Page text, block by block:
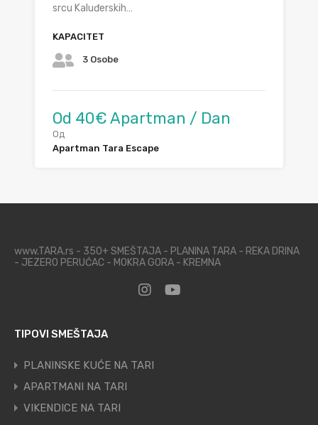
srcu Kaluđerskih…
KAPACITET
3 Osobe
Od 40€ Apartman / Dan
Од
Apartman Tara Escape
www.TARA.rs - 350+ SMEŠTAJA - PLANINA TARA - REKA DRINA
- JEZERO PERUĆAC - MOKRA GORA - KREMNA
TIPOVI SMEŠTAJA
PLANINSKE KUĆE NA TARI
APARTMANI NA TARI
VIKENDICE NA TARI